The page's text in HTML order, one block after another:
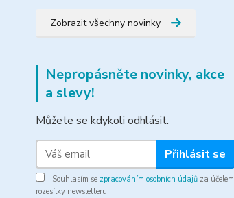
Zobrazit všechny novinky
Nepropásněte novinky, akce
a slevy!
Můžete se kdykoli odhlásit.
Přihlásit se
Souhlasím se zpracováním osobních údajů za účelem
rozesílky newsletteru.